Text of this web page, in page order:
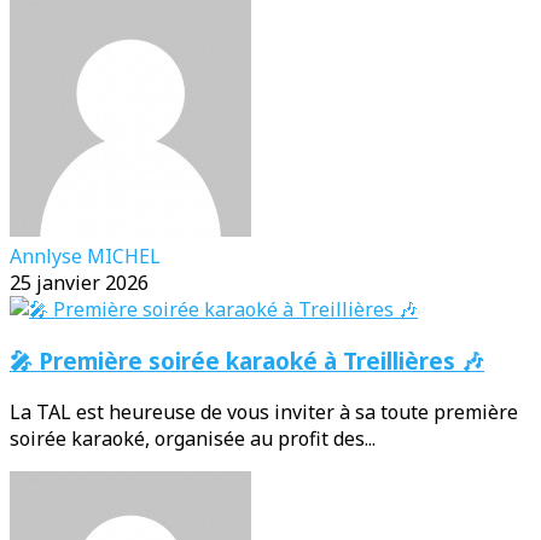
Annlyse MICHEL
25 janvier 2026
🎤 Première soirée karaoké à Treillières 🎶
La TAL est heureuse de vous inviter à sa toute première
soirée karaoké, organisée au profit des...